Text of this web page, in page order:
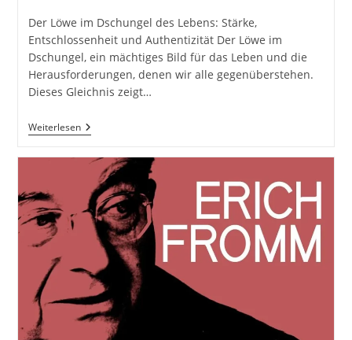
Der Löwe im Dschungel des Lebens: Stärke,
Entschlossenheit und Authentizität Der Löwe im
Dschungel, ein mächtiges Bild für das Leben und die
Herausforderungen, denen wir alle gegenüberstehen.
Dieses Gleichnis zeigt…
WeiterlesenDer
Löwe
Im
Dschungel
Nicht,
Indem
Er
So
Tut,
Wäre
Er
Der
König.
Er
Muss